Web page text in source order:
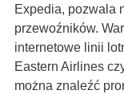
Expedia, pozwala
przewoźników.
internetowe linii
Eastern Airlines
można znaleźć